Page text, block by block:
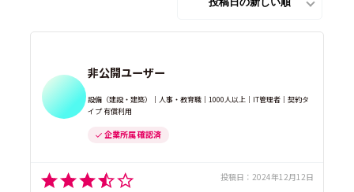
非公開ユーザー
設備（建設・建築）｜人事・教育職｜1000人以上｜IT管理者｜契約タ
イプ 有償利用
企業所属 確認済
投稿日： 2024年12月12日